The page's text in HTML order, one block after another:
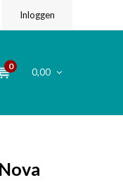
Inloggen
0
0,00